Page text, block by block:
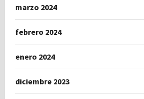
marzo 2024
febrero 2024
enero 2024
diciembre 2023